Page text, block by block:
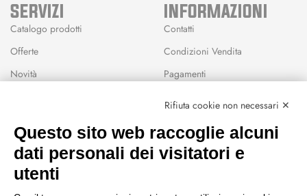
SERVIZI
Catalogo prodotti
Offerte
Novità
Wishlist
INFORMAZIONI
Contatti
Condizioni Vendita
Pagamenti
CEP GREEN
Rifiuta cookie non necessari ✕
Questo sito web raccoglie alcuni
dati personali dei visitatori e
utenti